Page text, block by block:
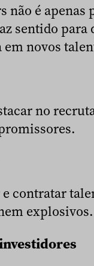
não é apenas
sentido para
em novos
no
contratar
explosivos.